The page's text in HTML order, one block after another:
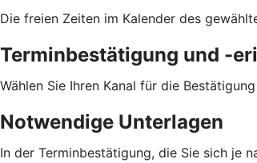
Die freien Zeiten im Kalender des
Terminbestätigung und -
Wählen Sie Ihren Kanal für die
Notwendige Unterlagen
In der Terminbestätigung, die Sie sich je